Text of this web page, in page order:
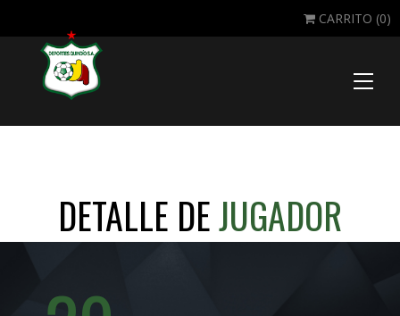
CARRITO (0)
Toggle
DETALLE DEJUGADOR